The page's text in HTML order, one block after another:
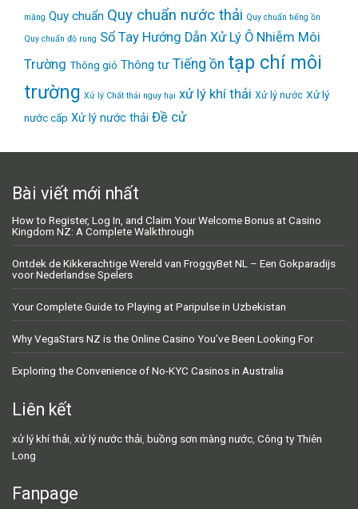
măng Quy chuẩn Quy chuẩn nước thải Quy chuẩn tiếng ồn
Quy chuẩn độ rung Sổ Tay Hướng Dẫn Xử Lý Ô Nhiễm Môi
Trường Thông gió Thông tư Tiếng ồn tạp chí môi
trường Xử lý Chất thải nguy hại xử lý khí thải Xử lý nước Xử lý
nước cấp Xử lý nước thải Đề cử
Bài viết mới nhất
How to Register, Log In, and Claim Your Welcome Bonus at Casino
Kingdom NZ: A Complete Walkthrough
Ontdek de Kikkerachtige Wereld van FroggyBet NL – Een Gokparadijs
voor Nederlandse Spelers
Your Complete Guide to Playing at Paripulse in Uzbekistan
Why VegaStars NZ is the Online Casino You’ve Been Looking For
Exploring the Convenience of No-KYC Casinos in Australia
Liên kết
xử lý khí thải xử lý nước thải buồng sơn màng nước Công ty Thiên
Long
Fanpage